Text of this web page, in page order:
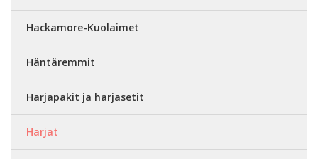
Hackamore-Kuolaimet
Häntäremmit
Harjapakit ja harjasetit
Harjat